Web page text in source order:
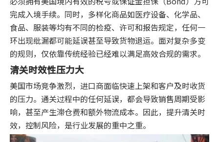
完成入境手续。同时，多样化商品如医疗设备、化学品、
食品、服装等均有不同的检疫、许可和报告规定，任何一
环出现纰漏都可能延误甚至导致货物退运。面对复杂多变
的规则，仅依靠传统经验已经难以满足高效合规的需求。
清关时效性压力大
美国市场竞争激烈，进口商面临快速上架和客户及时收货
的压力。通关过程中的任何延误，都会导致销售周期受影
响，甚至产生滞仓费和额外物流成本。因此，提升清关时
效，控制风险，是行业发展的重中之重。